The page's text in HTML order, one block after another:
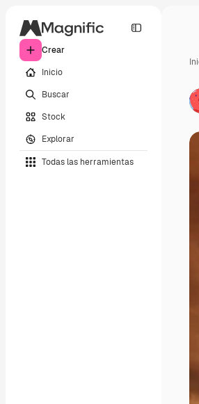
Crear
Inicio
Buscar
Stock
Explorar
Todas las herramientas